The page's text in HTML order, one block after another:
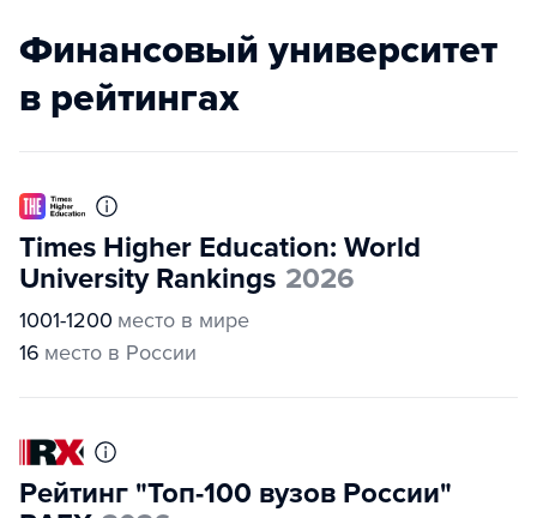
Финансовый университет
в рейтингах
Times Higher Education: World
University Rankings 2026
1001-1200 место в мире
16 место в России
Рейтинг "Топ-100 вузов России"